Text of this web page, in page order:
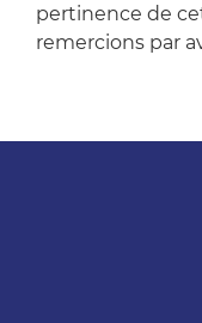
pertinence de
remercions par